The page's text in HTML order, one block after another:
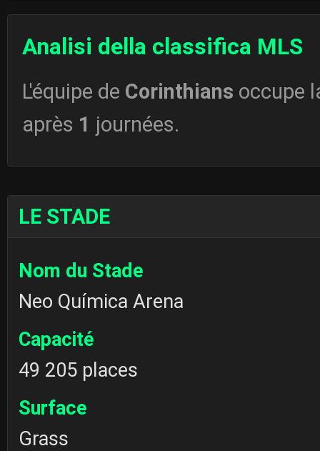
Analisi della classifica MLS
L'équipe de Corinthians occupe
après 1 journées.
LE STADE
Nom du Stade
Neo Química Arena
Capacité
49 205 places
Surface
Grass